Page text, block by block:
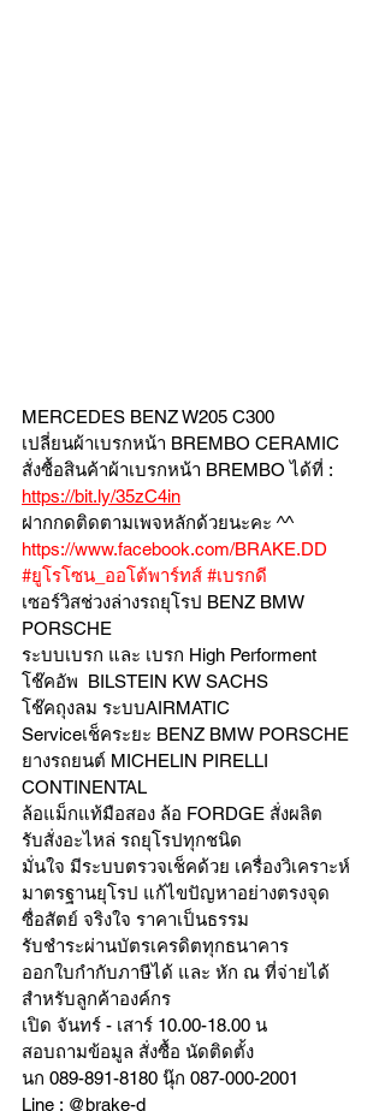
MERCEDES BENZ W205 C300
เปลี่ยนผ้าเบรกหน้า BREMBO CERAMIC
สั่งซื้อสินค้าผ้าเบรกหน้า BREMBO ได้ที่ :
https://bit.ly/35zC4in
ฝากกดติดตามเพจหลักด้วยนะคะ ^^
https://www.facebook.com/BRAKE.DD
#ยูโรโซน_ออโต้พาร์ทส์ #เบรกดี
เซอร์วิสช่วงล่างรถยุโรป BENZ BMW
PORSCHE
ระบบเบรก และ เบรก High Performent
โช๊คอัพ  BILSTEIN KW SACHS
โช๊คถุงลม ระบบAIRMATIC
Serviceเช็คระยะ BENZ BMW PORSCHE
ยางรถยนต์ MICHELIN PIRELLI
CONTINENTAL
ล้อแม็กแท้มือสอง ล้อ FORDGE สั่งผลิต
รับสั่งอะไหล่ รถยุโรปทุกชนิด
มั่นใจ มีระบบตรวจเช็คด้วย เครื่องวิเคราะห์
มาตรฐานยุโรป แก้ไขปัญหาอย่างตรงจุด
ซื่อสัตย์ จริงใจ ราคาเป็นธรรม
รับชำระผ่านบัตรเครดิตทุกธนาคาร
ออกใบกำกับภาษีได้ และ หัก ณ ที่จ่ายได้
สำหรับลูกค้าองค์กร
เปิด จันทร์ - เสาร์ 10.00-18.00 น
สอบถามข้อมูล สั่งซื้อ นัดติดตั้ง
นก 089-891-8180 นุ๊ก 087-000-2001
Line : @brake-d